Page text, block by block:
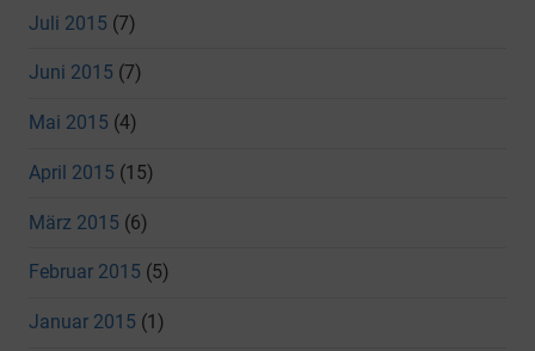
Juli 2015 (7)
Juni 2015 (7)
Mai 2015 (4)
April 2015 (15)
März 2015 (6)
Februar 2015 (5)
Januar 2015 (1)